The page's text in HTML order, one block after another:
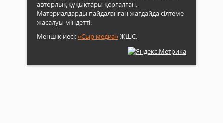
авторлық құқықтары қорғалған.
Материалдарды пайдаланған жағдайда сілтеме
жасалуы міндетті.
Меншік иесі:«Сыр медиа»ЖШС.